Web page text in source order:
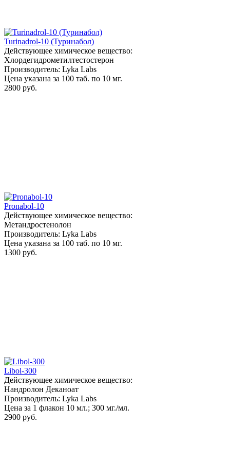
Turinadrol-10 (Туринабол)
Действующее химическое вещество:
Хлордегидрометилтестостерон
Производитель: Lyka Labs
Цена указана за 100 таб. по 10 мг.
2800 руб.
Pronabol-10
Действующее химическое вещество:
Метандростенолон
Производитель: Lyka Labs
Цена указана за 100 таб. по 10 мг.
1300 руб.
Libol-300
Действующее химическое вещество:
Нандролон Деканоат
Производитель: Lyka Labs
Цена за 1 флакон 10 мл.; 300 мг./мл.
2900 руб.